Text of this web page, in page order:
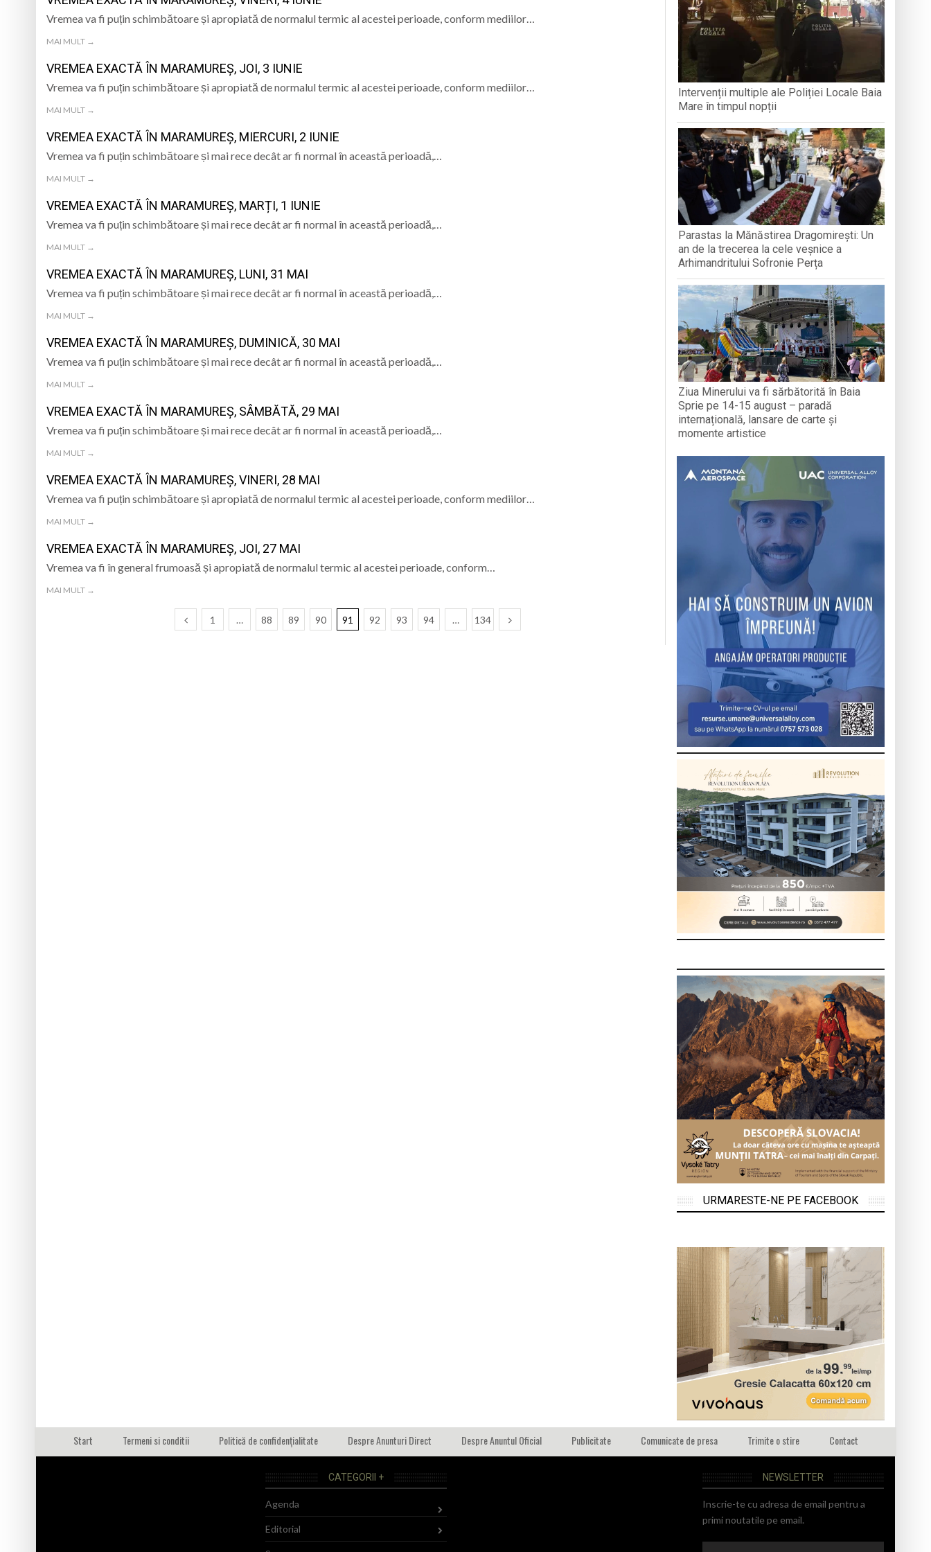
Gravimetrul – proză de Marian Ilea (XXV)
În fiecare seară, la ceas de rugăciune: Paraclisul Maicii Domnului la biserica de lemn din Muzeul Satului
SOFRONIE PERȚA
Vremea va fi puțin schimbătoare și apropiată de normalul termic al acestei perioade, conform mediilor…
MAI MULT →
VREMEA EXACTĂ ÎN MARAMUREȘ, JOI, 3 IUNIE
Vremea va fi puțin schimbătoare și apropiată de normalul termic al acestei perioade, conform mediilor…
MAI MULT →
VREMEA EXACTĂ ÎN MARAMUREȘ, MIERCURI, 2 IUNIE
Vremea va fi puțin schimbătoare și mai rece decât ar fi normal în această perioadă,…
MAI MULT →
VREMEA EXACTĂ ÎN MARAMUREȘ, MARȚI, 1 IUNIE
Vremea va fi puțin schimbătoare și mai rece decât ar fi normal în această perioadă,…
MAI MULT →
VREMEA EXACTĂ ÎN MARAMUREȘ, LUNI, 31 MAI
Vremea va fi puțin schimbătoare și mai rece decât ar fi normal în această perioadă,…
MAI MULT →
VREMEA EXACTĂ ÎN MARAMUREȘ, DUMINICĂ, 30 MAI
Vremea va fi puțin schimbătoare și mai rece decât ar fi normal în această perioadă,…
MAI MULT →
VREMEA EXACTĂ ÎN MARAMUREȘ, SÂMBĂTĂ, 29 MAI
Vremea va fi puțin schimbătoare și mai rece decât ar fi normal în această perioadă,…
MAI MULT →
VREMEA EXACTĂ ÎN MARAMUREȘ, VINERI, 28 MAI
Vremea va fi puțin schimbătoare și apropiată de normalul termic al acestei perioade, conform mediilor…
MAI MULT →
VREMEA EXACTĂ ÎN MARAMUREȘ, JOI, 27 MAI
Vremea va fi în general frumoasă și apropiată de normalul termic al acestei perioade, conform…
MAI MULT →
1 … 88 89 90 91 92 93 94 … 134
Intervenții multiple ale Poliției Locale Baia
Mare în timpul nopții
Parastas la Mănăstirea Dragomirești: Un
an de la trecerea la cele veșnice a
Arhimandritului Sofronie Perța
Ziua Minerului va fi sărbătorită în Baia
Sprie pe 14-15 august – paradă
internațională, lansare de carte și
momente artistice
URMARESTE-NE PE FACEBOOK
Start Termeni si conditii Politică de confidențialitate Despre Anunturi Direct Despre Anuntul Oficial Publicitate Comunicate de presa Trimite o stire Contact
CATEGORII +
Agenda
Editorial
NEWSLETTER
Inscrie-te cu adresa de email pentru a
primi noutatile pe email.